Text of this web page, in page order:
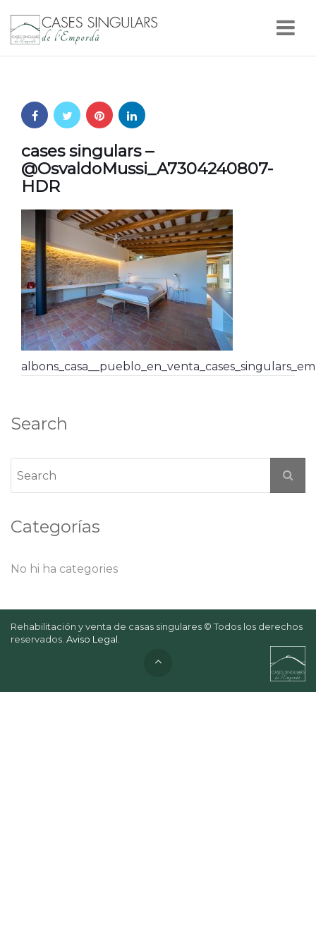
cases singulars –
@OsvaldoMussi_A7304240807-
HDR
Search
Categorías
No hi ha categories
Rehabilitación y venta de casas singulares © Todos los derechos
reservados. Aviso Legal